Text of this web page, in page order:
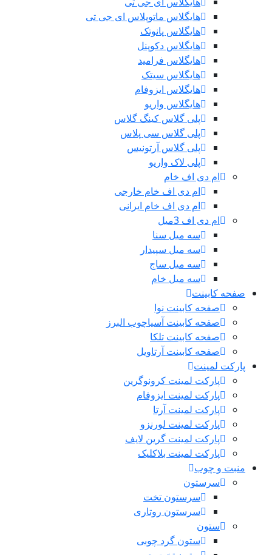
هایگلاس ماتوپلاس ای جی تی
هایگلاس پانوتک
هایگلاس دکوپنل
هایگلاس فرامید
هایگلاس سیتک
هایگلاس ایزوفام
هایگلاس واریو
پلی گلاس کینگ گلاس
پلی گلاس سی پلاس
پلی گلاس آرتونیس
پلی لاک واریو
ام دی اف خام
ام دی اف خام خارجی
ام دی اف خام ایرانی
ام دی اف 3میل
سه میل سنا
سه میل سپیدار
سه میل ساج
سه میل خام
صفحه کابینت
صفحه کابینت نوا
صفحه کابینت آسیاچوب البرز
صفحه کابینت تلکا
صفحه کابینت آرتاویل
پارکت لمینت
پارکت لمینت کرونوگرین
پارکت لمینت ایزوفام
پارکت لمینت آرتا
پارکت لمینت لورنزو
پارکت لمینت گرین لایف
پارکت لمینت بلاکلیک
منبت و چوب
سرستون
سرستون تخت
سرستون روتاری
ستون
ستون گرد چوبی